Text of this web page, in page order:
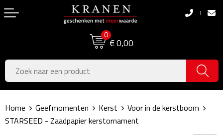
0
€ 0,00
Boodschappentassen
Boodschappentassen
Jute tassen
Katoenen draagtassen
Pasen
Koningsdag
Zomer
Home Geefmomenten Kerst
Voor in de kerstboom
STARSEED - Zaadpapier kerstornament